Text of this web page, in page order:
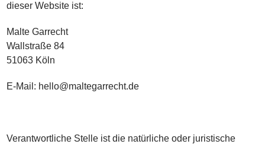
dieser Website ist:
Malte Garrecht
Wallstraße 84
51063 Köln
E-Mail: hello@maltegarrecht.de
Verantwortliche Stelle ist die natürliche oder juristische